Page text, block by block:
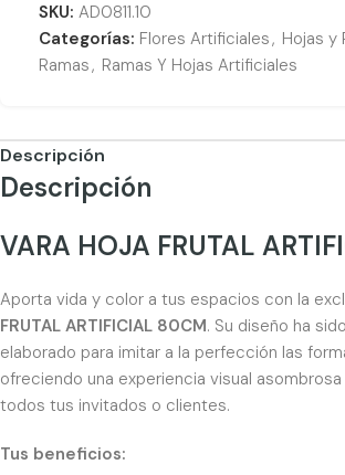
SKU: AD0811.10
Categorías: Flores Artificiales, Hojas y
Ramas, Ramas Y Hojas Artificiales
Descripción
Descripción
VARA HOJA FRUTAL
Aporta vida y color a tus espacios con la
FRUTAL ARTIFICIAL 80CM. Su diseño ha
elaborado para imitar a la perfección las
ofreciendo una experiencia visual
todos tus invitados o clientes.
Tus beneficios: